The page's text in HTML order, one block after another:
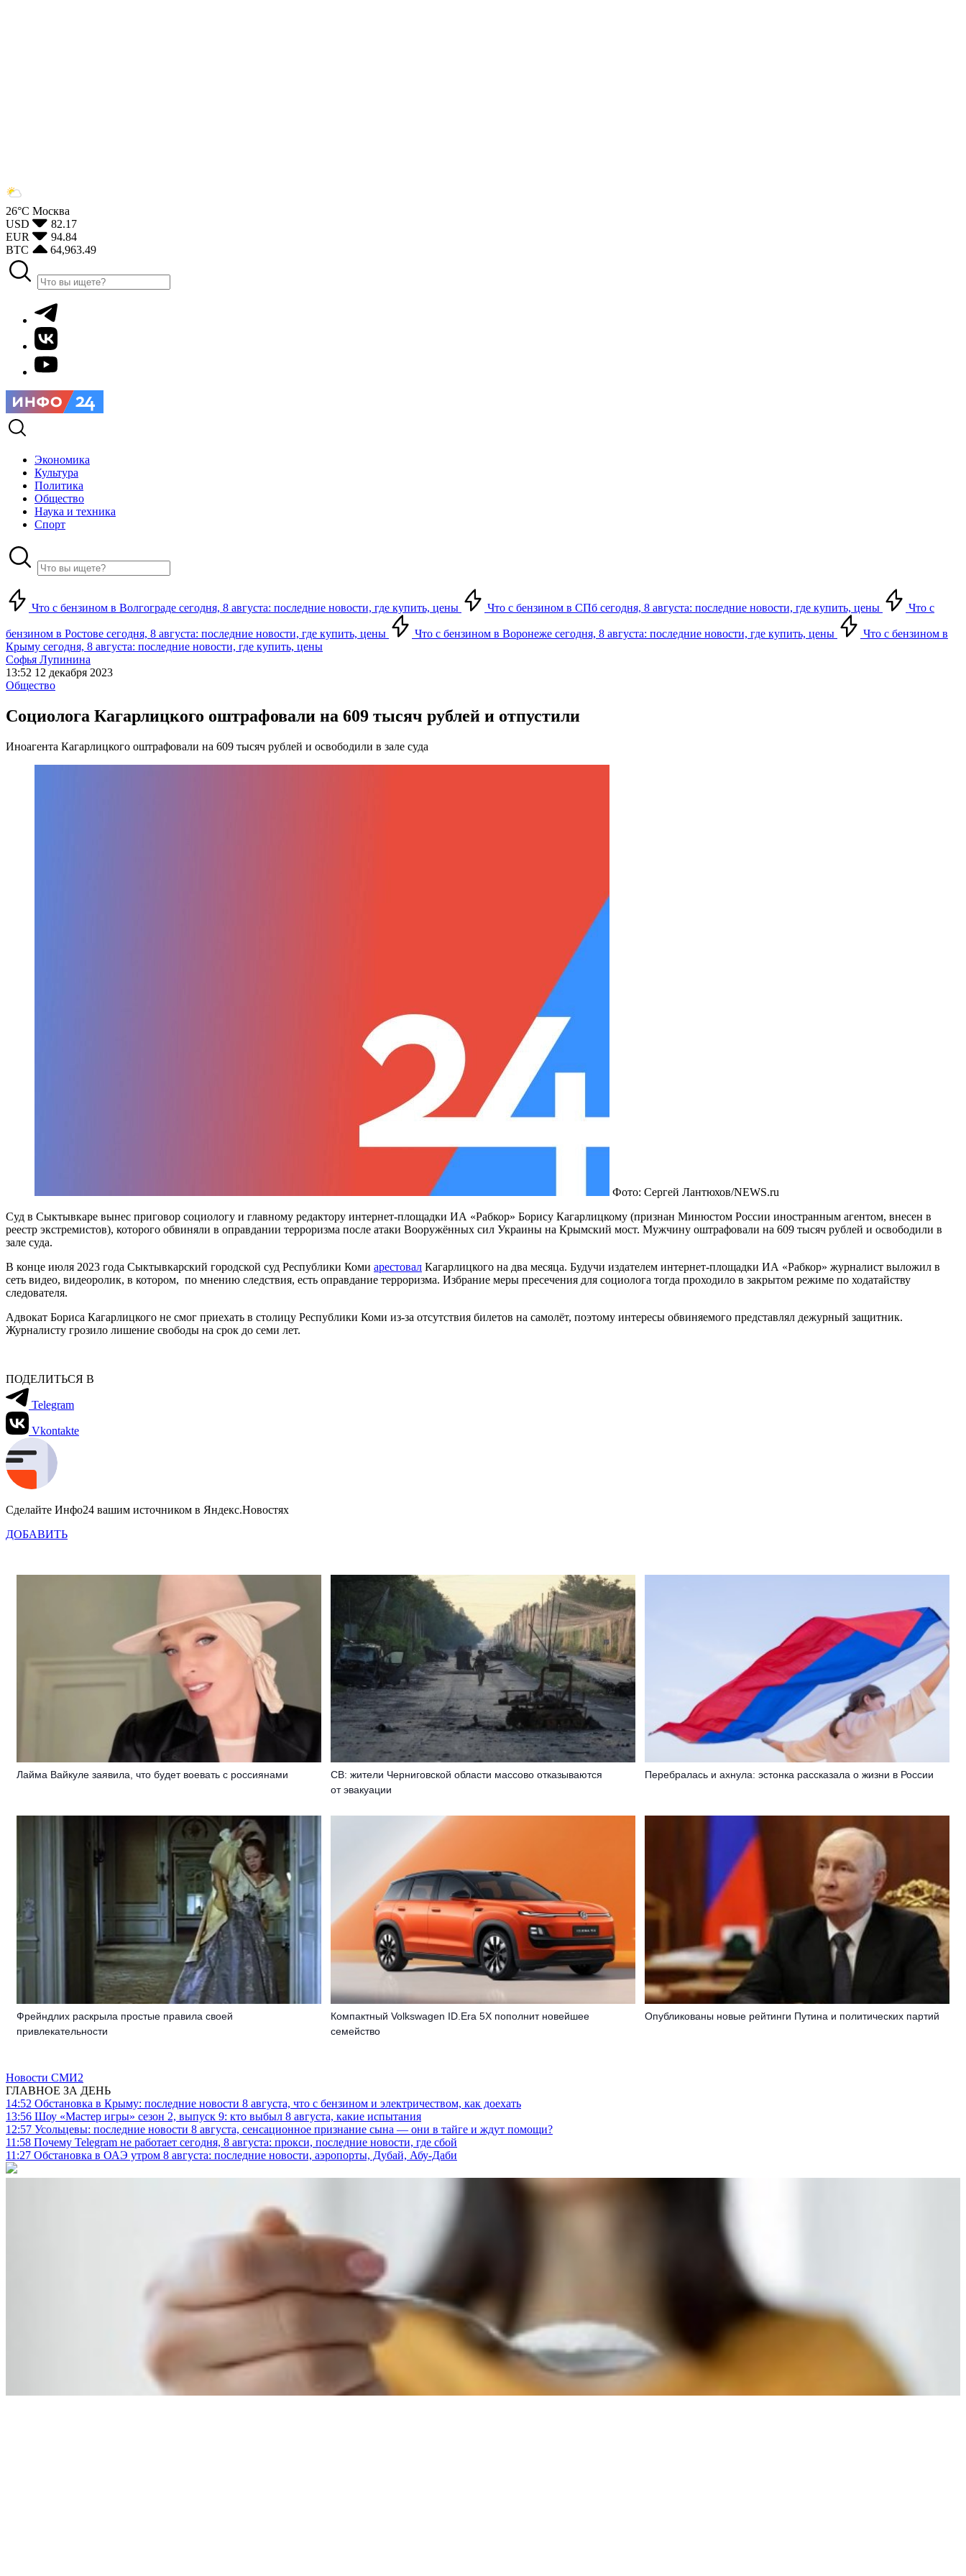
26°С Москва
USD
82.17
EUR
94.84
BTC
64,963.49
Экономика
Культура
Политика
Общество
Наука и техника
Спорт
Что с бензином в Волгограде сегодня, 8 августа: последние новости, где купить, цены Что с бензином в СПб сегодня, 8 августа: последние новости, где купить, цены Что с
бензином в Ростове сегодня, 8 августа: последние новости, где купить, цены Что с бензином в Воронеже сегодня, 8 августа: последние новости, где купить, цены
Что с бензином в
Крыму сегодня, 8 августа: последние новости, где купить, цены
Софья Лупинина
13:52 12 декабря 2023
Общество
Социолога Кагарлицкого оштрафовали на 609 тысяч рублей и отпустили
Иноагента Кагарлицкого оштрафовали на 609 тысяч рублей и освободили в зале суда
Фото: Сергей Лантюхов/NEWS.ru
Суд в Сыктывкаре вынес приговор социологу и главному редактору интернет-площадки ИА «Рабкор» Борису Кагарлицкому (признан Минюстом России иностранным агентом, внесен в
реестр экстремистов), которого обвиняли в оправдании терроризма после атаки Вооружённых сил Украины на Крымский мост. Мужчину оштрафовали на 609 тысяч рублей и освободили в
зале суда.
В конце июля 2023 года Сыктывкарский городской суд Республики Коми арестовал Кагарлицкого на два месяца. Будучи издателем интернет-площадки ИА «Рабкор» журналист выложил в
сеть видео, видеоролик, в котором, по мнению следствия, есть оправдание терроризма. Избрание меры пресечения для социолога тогда проходило в закрытом режиме по ходатайству
следователя.
Адвокат Бориса Кагарлицкого не смог приехать в столицу Республики Коми из-за отсутствия билетов на самолёт, поэтому интересы обвиняемого представлял дежурный защитник.
Журналисту грозило лишение свободы на срок до семи лет.
ПОДЕЛИТЬСЯ В
Telegram
Vkontakte
Сделайте Инфо24 вашим источником в Яндекс.Новостях
ДОБАВИТЬ
Лайма Вайкуле заявила, что будет воевать с россиянами
СВ: жители Черниговской области массово отказываются
от эвакуации
Перебралась и ахнула: эстонка рассказала о жизни в России
Фрейндлих раскрыла простые правила своей
привлекательности
Компактный Volkswagen ID.Era 5X пополнит новейшее
семейство
Опубликованы новые рейтинги Путина и политических партий
Новости СМИ2
ГЛАВНОЕ ЗА ДЕНЬ
14:52 Обстановка в Крыму: последние новости 8 августа, что с бензином и электричеством, как доехать
13:56 Шоу «Мастер игры» сезон 2, выпуск 9: кто выбыл 8 августа, какие испытания
12:57 Усольцевы: последние новости 8 августа, сенсационное признание сына — они в тайге и ждут помощи?
11:58 Почему Telegram не работает сегодня, 8 августа: прокси, последние новости, где сбой
11:27 Обстановка в ОАЭ утром 8 августа: последние новости, аэропорты, Дубай, Абу-Даби